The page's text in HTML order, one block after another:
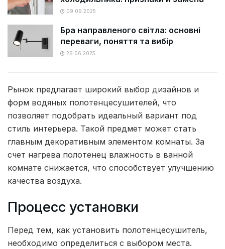
09.09.2025
Бра направленого світла: основні
переваги, поняття та вибір
26.06.2025
Рынок предлагает широкий выбор дизайнов и
форм водяных полотенцесушителей, что
позволяет подобрать идеальный вариант под
стиль интерьера. Такой предмет может стать
главным декоративным элементом комнаты. За
счет нагрева полотенец влажность в ванной
комнате снижается, что способствует улучшению
качества воздуха.
Процесс установки
Перед тем, как установить полотенцесушитель,
необходимо определиться с выбором места.